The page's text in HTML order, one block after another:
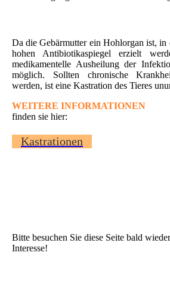
Da die Gebärmutter ein Hohlorgan ist, in
hohen Antibiotikaspiegel erzielt
medikamentelle Ausheilung der
möglich. Sollten chronische
werden, ist eine Kastration des Tieres
WEITERE INFORMATIONEN
finden sie hier:
Kastrationen
Bitte besuchen Sie diese Seite bald
Interesse!